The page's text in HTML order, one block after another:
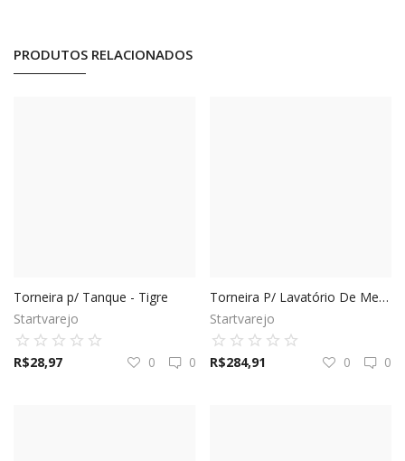
PRODUTOS RELACIONADOS
Torneira p/ Tanque - Tigre
Startvarejo
R$28,97 0
0
Torneira P/ Lavatório De Mesa Lóggica Bica Alta - Docol
Startvarejo
R$284,91 0
0